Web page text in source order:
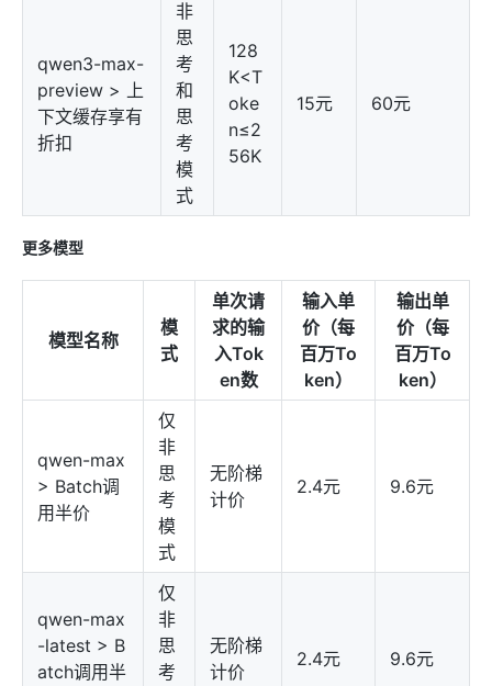
qwen3-max-
preview > 上
下文缓存享有
折扣
非
思
考
和
思
考
模
式
128
K<T
oke
n≤2
56K
15元 60元
更多模型
模型名称
模
式
单次请
求的输
入Tok
en数
输入单
价（每
百万To
ken）
输出单
价（每
百万To
ken）
qwen-max
> Batch调
用半价
仅
非
思
考
模
式
无阶梯
计价
2.4元 9.6元
qwen-max
-latest > B
atch调用半
仅
非
思
考
无阶梯
计价
2.4元 9.6元